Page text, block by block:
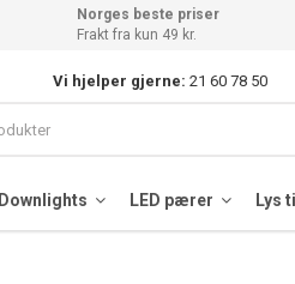
Norges beste priser
Frakt fra kun 49 kr.
Vi hjelper gjerne: 21 60 78 50
Downlights LED pærer Lys